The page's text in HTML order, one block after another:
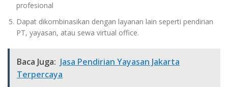
profesional
Dapat dikombinasikan dengan layanan lain seperti pendirian
PT, yayasan, atau sewa virtual office.
Baca Juga: Jasa Pendirian Yayasan Jakarta
Terpercaya